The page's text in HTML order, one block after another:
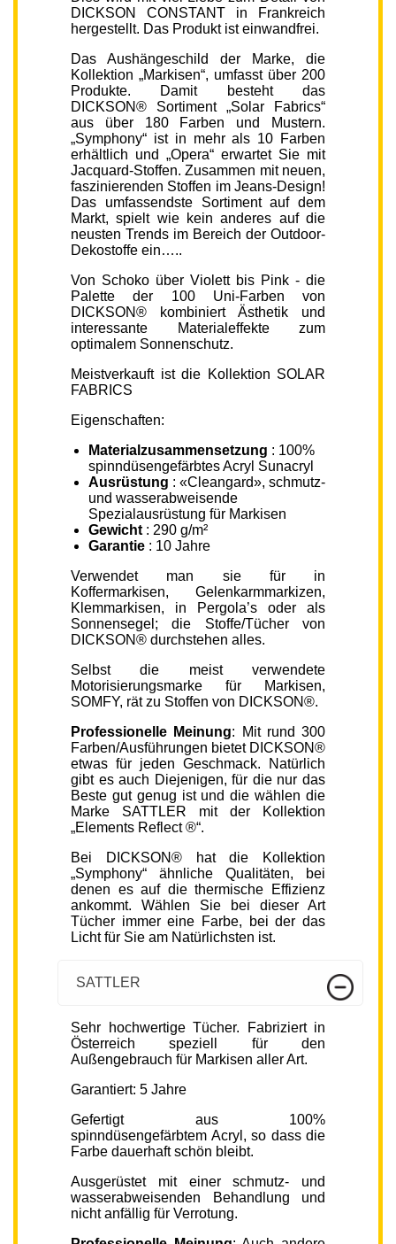
DICKSON CONSTANT in Frankreich
hergestellt. Das Produkt ist einwandfrei.
Das Aushängeschild der Marke, die
Kollektion „Markisen“, umfasst über 200
Produkte. Damit besteht das
DICKSON® Sortiment „Solar Fabrics“
aus über 180 Farben und Mustern.
„Symphony“ ist in mehr als 10 Farben
erhältlich und „Opera“ erwartet Sie mit
Jacquard-Stoffen. Zusammen mit neuen,
faszinierenden Stoffen im Jeans-Design!
Das umfassendste Sortiment auf dem
Markt, spielt wie kein anderes auf die
neusten Trends im Bereich der Outdoor-
Dekostoffe ein…..
Von Schoko über Violett bis Pink - die
Palette der 100 Uni-Farben von
DICKSON® kombiniert Ästhetik und
interessante Materialeffekte zum
optimalem Sonnenschutz.
Meistverkauft ist die Kollektion SOLAR
FABRICS
Eigenschaften:
Materialzusammensetzung : 100%
spinndüsengefärbtes Acryl Sunacryl
Ausrüstung : «Cleangard», schmutz-
und wasserabweisende
Spezialausrüstung für Markisen
Gewicht : 290 g/m²
Garantie : 10 Jahre
Verwendet man sie für in
Koffermarkisen, Gelenkarmmarkizen,
Klemmarkisen, in Pergola’s oder als
Sonnensegel; die Stoffe/Tücher von
DICKSON® durchstehen alles.
Selbst die meist verwendete
Motorisierungsmarke für Markisen,
SOMFY, rät zu Stoffen von DICKSON®.
Professionelle Meinung: Mit rund 300
Farben/Ausführungen bietet DICKSON®
etwas für jeden Geschmack. Natürlich
gibt es auch Diejenigen, für die nur das
Beste gut genug ist und die wählen die
Marke SATTLER mit der Kollektion
„Elements Reflect ®“.
Bei DICKSON® hat die Kollektion
„Symphony“ ähnliche Qualitäten, bei
denen es auf die thermische Effizienz
ankommt. Wählen Sie bei dieser Art
Tücher immer eine Farbe, bei der das
Licht für Sie am Natürlichsten ist.
SATTLER
Sehr hochwertige Tücher. Fabriziert in
Österreich speziell für den
Außengebrauch für Markisen aller Art.
Garantiert: 5 Jahre
Gefertigt aus 100%
spinndüsengefärbtem Acryl, so dass die
Farbe dauerhaft schön bleibt.
Ausgerüstet mit einer schmutz- und
wasserabweisenden Behandlung und
nicht anfällig für Verrotung.